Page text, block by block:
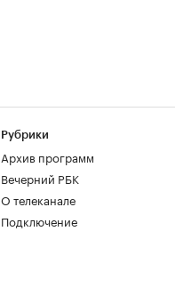
Рубрики
Архив программ
Вечерний РБК
О телеканале
Подключение